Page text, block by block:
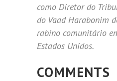
como Diretor do
do Vaad Harabonim
rabino comunitário
Estados Unidos.
COMMENTS